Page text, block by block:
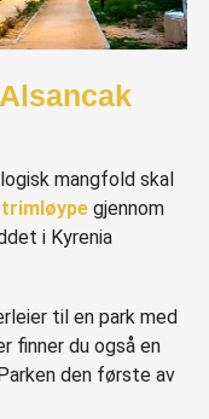
mangfold skal
gjennom
i Kyrenia
til en park med
finner du også en
den første av